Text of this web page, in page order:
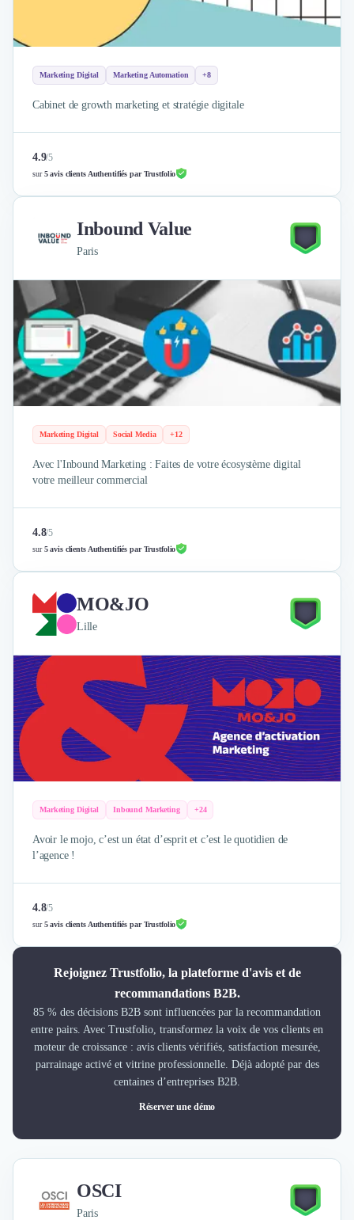
Marketing Digital Marketing Automation +8
Cabinet de growth marketing et stratégie digitale
4.9/5
sur5 avis clients Authentifiés par Trustfolio
Inbound Value
Paris
Marketing Digital Social Media +12
Avec l'Inbound Marketing : Faites de votre écosystème digital
votre meilleur commercial
4.8/5
sur5 avis clients Authentifiés par Trustfolio
MO&JO
Lille
Marketing Digital Inbound Marketing +24
Avoir le mojo, c’est un état d’esprit et c’est le quotidien de
l’agence !
4.8/5
sur5 avis clients Authentifiés par Trustfolio
Rejoignez Trustfolio, la plateforme d'avis et de
recommandations B2B.
85 % des décisions B2B sont influencées par la recommandation
entre pairs. Avec Trustfolio, transformez la voix de vos clients en
moteur de croissance : avis clients vérifiés, satisfaction mesurée,
parrainage activé et vitrine professionnelle. Déjà adopté par des
centaines d’entreprises B2B.
Réserver une démo
OSCI
Paris